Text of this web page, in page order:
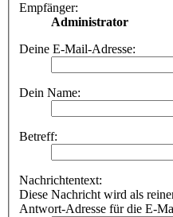
Empfänger:
Administrator
Deine E-Mail-Adresse:
Dein Name:
Betreff:
Nachrichtentext:
Diese Nachricht wird als
Antwort-Adresse für die E-